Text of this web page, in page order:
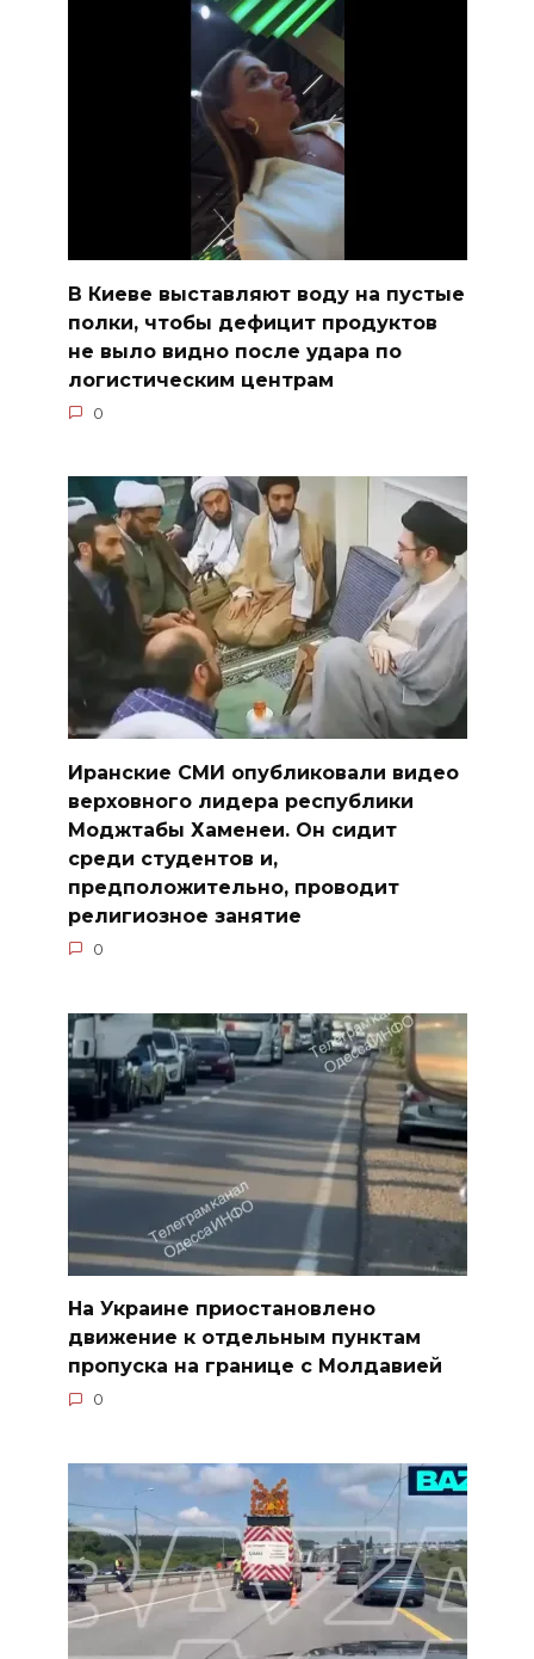
В Киеве выставляют воду на пустые
полки, чтобы дефицит продуктов
не выло видно после удара по
логистическим центрам
0
Иранские СМИ опубликовали видео
верховного лидера республики
Моджтабы Хаменеи. Он сидит
среди студентов и,
предположительно, проводит
религиозное занятие
0
На Украине приостановлено
движение к отдельным пунктам
пропуска на границе с Молдавией
0